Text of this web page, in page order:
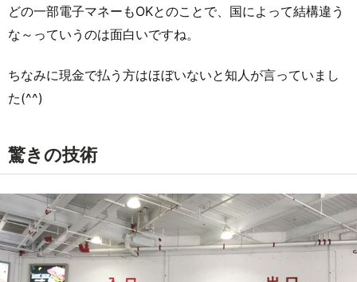
どの一部電子マネーもOKとのことで、国によって結構違う
な～っていうのは面白いですね。
ちなみに現金で払う方はほぼいないと知人が言っていまし
た(^^)
驚きの技術